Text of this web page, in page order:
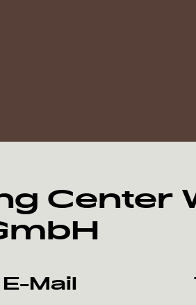
Center
E-Mail